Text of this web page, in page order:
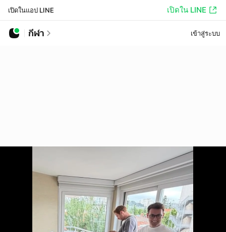
เปิดในแอป LINE เปิดใน LINE
กีฬา เข้าสู่ระบบ